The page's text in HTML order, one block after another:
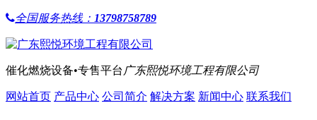
全国服务热线： 13798758789
催化燃烧设备•专售平台 广东熙悦环境工程有限公司
网站首页 产品中心 公司简介 解决方案 新闻中心 联系我们